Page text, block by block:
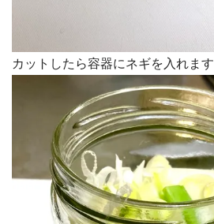
カットしたら容器にネギを入れます